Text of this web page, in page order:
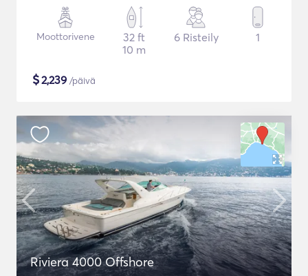
Moottorivene
32 ft
10 m
6 Risteily 1
$2,239 /päivä
Riviera 4000 Offshore